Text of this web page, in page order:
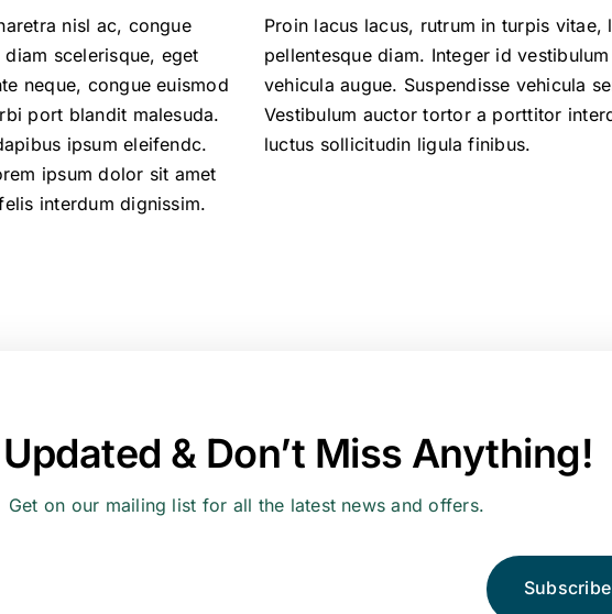
nisl ac, congue
scelerisque, eget
neque, congue euismod
port blandit malesuda.
ipsum eleifendc.
ipsum dolor sit amet
interdum dignissim.
turpis vitae, luctus
vestibulum metus, vel
vehicula semper justo.
interdum ante vel
luctus sollicitudin ligula finibus.
& Don’t Miss Anything!
Get on our mailing list for all the latest news and offers.
Subscribe